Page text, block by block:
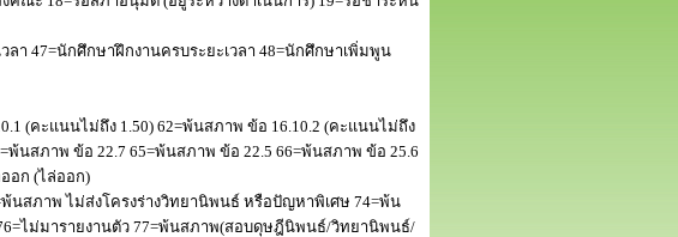
ลา 47=นักศึกษาฝึกงานครบระยะเวลา 48=นักศึกษาเพิ่มพูน
(คะแนนไม่ถึง 1.50) 62=พ้นสภาพ ข้อ 16.10.2 (คะแนนไม่ถึง
พ้นสภาพ ข้อ 22.7 65=พ้นสภาพ ข้อ 22.5 66=พ้นสภาพ ข้อ 25.6
อก (ไล่ออก)
นสภาพ ไม่ส่งโครงร่างวิทยานิพนธ์ หรือปัญหาพิเศษ 74=พ้น
ไม่มารายงานตัว 77=พ้นสภาพ(สอบดุษฎีนิพนธ์/วิทยานิพนธ์/